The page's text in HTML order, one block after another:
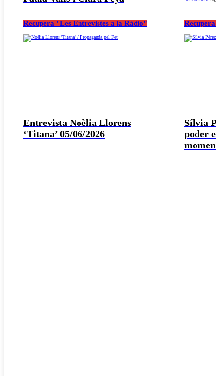
Recupera "Les Entrevistes a la Ràdio"
Entrevista Noèlia Llorens
‘Titana’ 05/06/2026
Sílvia
poder